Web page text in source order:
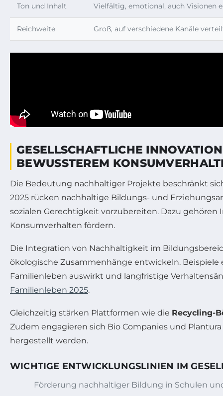
Ton und Inhalt Vielfältig, emotional, auch Visionen
Reichweite Groß, auf verschiedene Kanäle
GESELLSCHAFTLICHE
BEWUSSTEREM
Die Bedeutung nachhaltiger Projekte beschränkt
2025 rücken nachhaltige Bildungs- und
sozialen Gerechtigkeit vorzubereiten. Dazu
Konsumverhalten fördern.
Die Integration von Nachhaltigkeit im
ökologische Zusammenhänge entwickeln.
Familienleben auswirkt und langfristige
Familienleben 2025.
Gleichzeitig stärken Plattformen wie die Recycling-
Zudem engagieren sich Bio Companies und
hergestellt werden.
WICHTIGE ENTWICKLUNGSLINIEN IM
Förderung nachhaltiger Bildung in Schulen